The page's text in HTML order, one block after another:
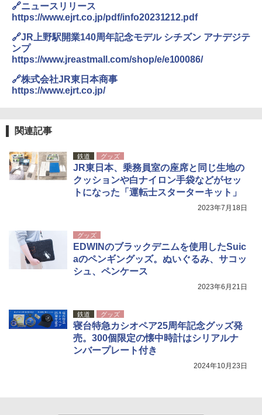
GRANDOOR ステンレス保冷剤 2個セット 2
026リニューアル 急速冷凍 空間倍増 衛生的
コンパクト 保冷力長持ち
ポインターライト 強力 小型 緑色/赤色/青紫色
USB充電式 高精度 超長距離照射 長時間使用
電動エアーポンプ SUP用 20PSI 電動ポンプ
ゴムボート 空気入れ 空気抜き 自動停止 過熱
🔗ニュースリリース
https://www.ejrt.co.jp/pdf/info20231212.pdf
🔗JR上野駅開業140周年記念モデル シチズン アナデジテ
ンプ
https://www.jreastmall.com/shop/e/e100086/
🔗株式会社JR東日本商事
https://www.ejrt.co.jp/
関連記事
鉄道 グッズ
JR東日本、乗務員室の座席と同じ生地の
クッションや白ナイロン手袋などがセッ
トになった「運転士スターターキット」
2023年7月18日
グッズ
EDWINのブラックデニムを使用したSuic
aのペンギングッズ。ぬいぐるみ、サコッ
シュ、ペンケース
2023年6月21日
鉄道 グッズ
寝台特急カシオペア25周年記念グッズ発
売。300個限定の懐中時計はシリアルナ
ンバープレート付き
2024年10月23日